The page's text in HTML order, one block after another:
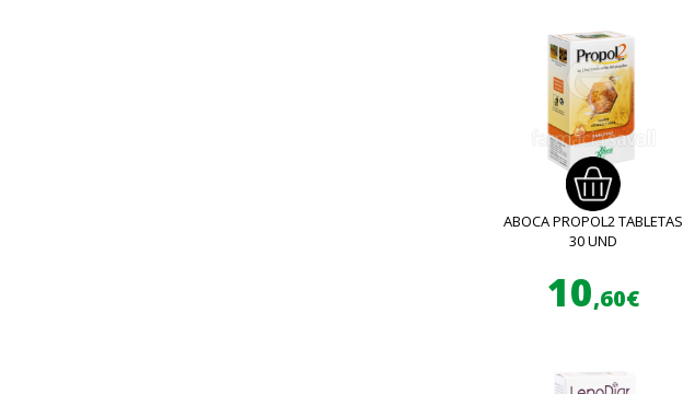
ABOCA PROPOL2 TABLETAS
30 UND
10,60€